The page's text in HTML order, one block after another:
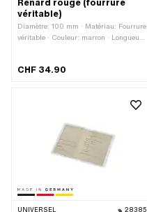
Renard rouge (fourrure
véritable)
Diamètre: 100 mm · Matériau: Fourrure
véritable · Couleur: marron · Longueur
CHF 34.90
UNIVERSEL 28385